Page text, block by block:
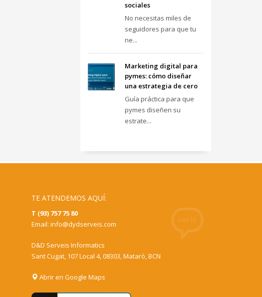
sociales
No necesitas miles de
seguidores para que tu
ne...
Marketing digital para
pymes: cómo diseñar
una estrategia de cero
Guía práctica para que
pymes diseñen su
estrate...
TE ATENDEMOS AQUÍ:
T (93) 757 75 80
Email: info@dydserveis.com
D&D Serveis Informatics
Sant Cugat, 107 Local 4, 08303, Mataró, BCN
Abrir en Google Maps